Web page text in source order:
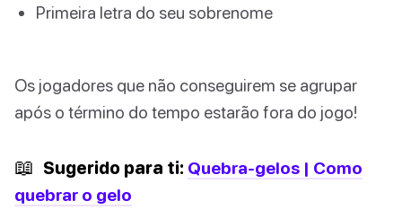
Primeira letra do seu sobrenome
Os jogadores que não conseguirem se agrupar
após o término do tempo estarão fora do jogo!
📖 Sugerido para ti: Quebra-gelos | Como
quebrar o gelo